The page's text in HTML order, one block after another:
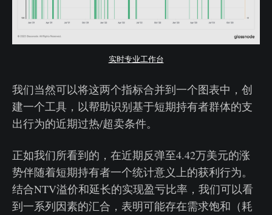
实时专业工作台
我们当然可以将这两个指标合并到一个图表中，创
建一个工具，以帮助识别基于短期持有者群体的支
出行为的近期过热/超卖条件。
正如我们所看到的，在近期反弹至4.42万美元的涨
势伴随着短期持有者一个统计意义上的获利行为。
结合NTV溢价和延长的实现盈亏比率，我们可以看
到一系列因素的汇合，表明可能存在需求饱和（耗